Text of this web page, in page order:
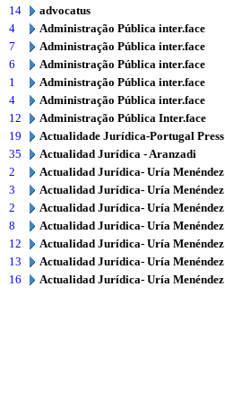
14
advocatus
4
Administração Pública inter.face
7
Administração Pública inter.face
6
Administração Pública inter.face
1
Administração Pública inter.face
4
Administração Pública inter.face
12
Administração Pública Inter.face
19
Actualidade Jurídica-Portugal Press
35
Actualidad Jurídica - Aranzadi
2
Actualidad Jurídica- Uría Menéndez
3
Actualidad Jurídica- Uría Menéndez
2
Actualidad Jurídica- Uría Menéndez
8
Actualidad Jurídica- Uría Menéndez
12
Actualidad Jurídica- Uría Menéndez
13
Actualidad Jurídica- Uría Menéndez
16
Actualidad Jurídica- Uría Menéndez